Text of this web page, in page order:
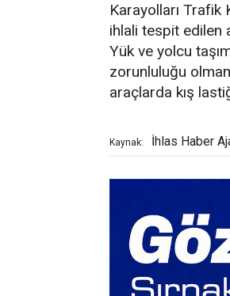
Karayolları
ihlali tespit edilen
Yük ve yolcu
zorunluluğu
araçlarda kış
Kaynak: İhlas Haber